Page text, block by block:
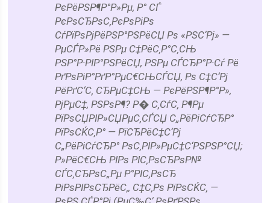
РєРёРЅР¶Р°Р»Рµ, Р° СЃ
РєРѕСЂРѕС‚РєРѕРіРѕ
СѓРїРѕРјРёРЅР°РЅРёСЏ Рѕ «РЅС‘Рј» —
РµСЃР»Рё РЅРµ С‡РёС‚Р°С‚СЊ
РЅР°Р·РІР°РЅРёСЏ, РЅРµ СЃСЂР°Р·Сѓ Рё
РґРѕРіР°РґР°РµС€СЊСЃСЏ, Рѕ С‡С‘Рј
РёРґС‘С‚ СЂРµС‡СЊ — РєРёРЅР¶Р°Р»,
РјРµС‡, РЅРѕР¶? Р� С‚СѓС‚ Р¶Рµ
РїРѕСЏРІР»СЏРµС‚СЃСЏ С„РёРіСѓСЂР°
РїРѕСЌС‚Р° — РїСЂРёС‡С‘Рј
С„РёРіСѓСЂР° РѕС‚РІР»РµС‡С‘РЅРЅР°СЏ;
Р»РёС€СЊ РІРѕ РІС‚РѕСЂРѕР№
СЃС‚СЂРѕС„Рµ Р°РІС‚РѕСЂ
РіРѕРІРѕСЂРёС‚, С‡С‚Рѕ РїРѕСЌС‚ —